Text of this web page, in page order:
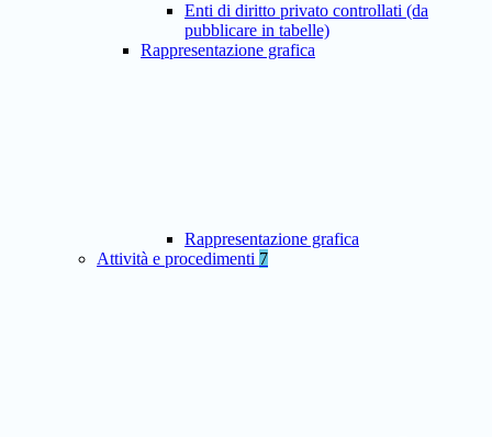
Enti di diritto privato controllati (da
pubblicare in tabelle)
Rappresentazione grafica
Rappresentazione grafica
Attività e procedimenti 7